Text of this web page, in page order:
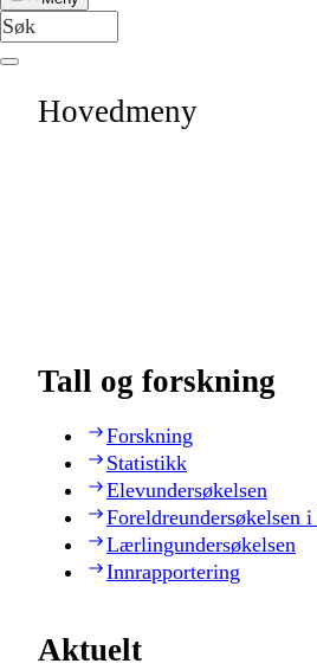
Hovedmeny
Tall og forskning
Forskning
Statistikk
Elevundersøkelsen
Foreldreundersøkelsen i
Lærlingundersøkelsen
Innrapportering
Aktuelt